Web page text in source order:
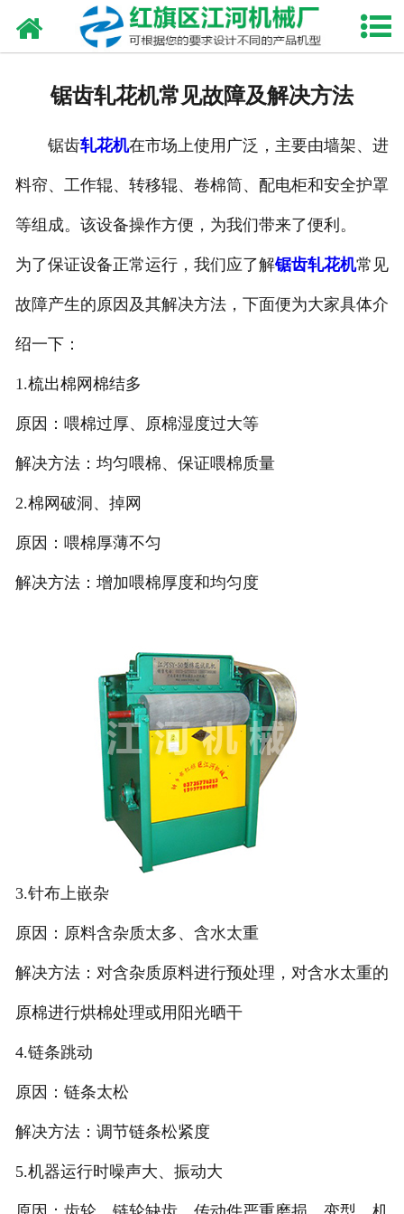
网站首页
资质荣誉
发货现场
锯齿轧花机常见故障及解决方法
锯齿轧花机在市场上使用广泛，主要由墙架、进
料帘、工作辊、转移辊、卷棉筒、配电柜和安全护罩
等组成。该设备操作方便，为我们带来了便利。
为了保证设备正常运行，我们应了解锯齿轧花机常见
故障产生的原因及其解决方法，下面便为大家具体介
绍一下：
1.梳出棉网棉结多
原因：喂棉过厚、原棉湿度过大等
解决方法：均匀喂棉、保证喂棉质量
2.棉网破洞、掉网
原因：喂棉厚薄不匀
解决方法：增加喂棉厚度和均匀度
3.针布上嵌杂
原因：原料含杂质太多、含水太重
解决方法：对含杂质原料进行预处理，对含水太重的
原棉进行烘棉处理或用阳光晒干
4.链条跳动
原因：链条太松
解决方法：调节链条松紧度
5.机器运行时噪声大、振动大